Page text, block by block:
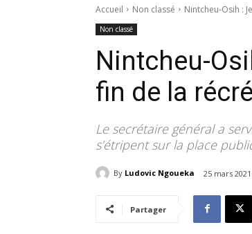
Accueil Non classé Nintcheu-Osih :
Non classé
Nintcheu-
fin de la
Le secrétaire général a
s’étripent sur la place
By Ludovic Ngoueka 25 mars 2021
Partager